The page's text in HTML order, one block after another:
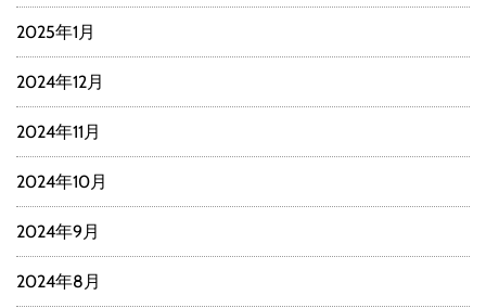
2025年1月
2024年12月
2024年11月
2024年10月
2024年9月
2024年8月